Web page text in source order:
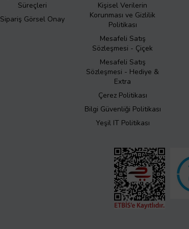
Süreçleri
Sipariş Görsel Onay
Kişisel Verilerin
Korunması ve Gizlilik
Politikası
Mesafeli Satış
Sözleşmesi - Çiçek
Mesafeli Satış
Sözleşmesi - Hediye &
Extra
Çerez Politikası
Bilgi Güvenliği Politikası
Yeşil IT Politikası